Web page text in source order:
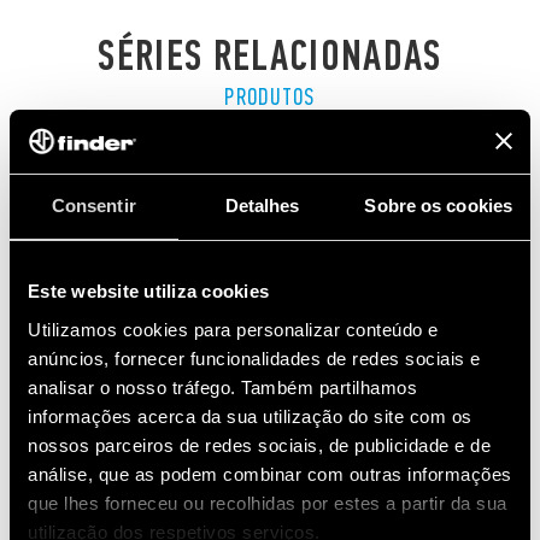
Consentir Detalhes Sobre os cookies
Este website utiliza cookies
Utilizamos cookies para personalizar conteúdo e
anúncios, fornecer funcionalidades de redes sociais e
analisar o nosso tráfego. Também partilhamos
informações acerca da sua utilização do site com os
nossos parceiros de redes sociais, de publicidade e de
análise, que as podem combinar com outras informações
que lhes forneceu ou recolhidas por estes a partir da sua
utilização dos respetivos serviços.
SÉRIES RELACIONADAS
PRODUTOS